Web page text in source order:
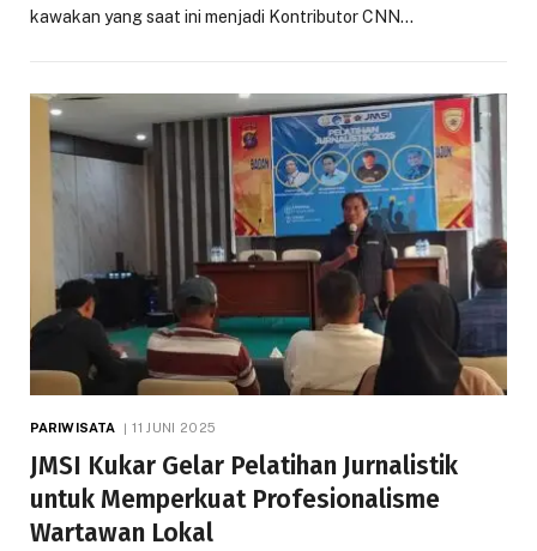
kawakan yang saat ini menjadi Kontributor CNN…
PARIWISATA 11 JUNI 2025
JMSI Kukar Gelar Pelatihan Jurnalistik
untuk Memperkuat Profesionalisme
Wartawan Lokal